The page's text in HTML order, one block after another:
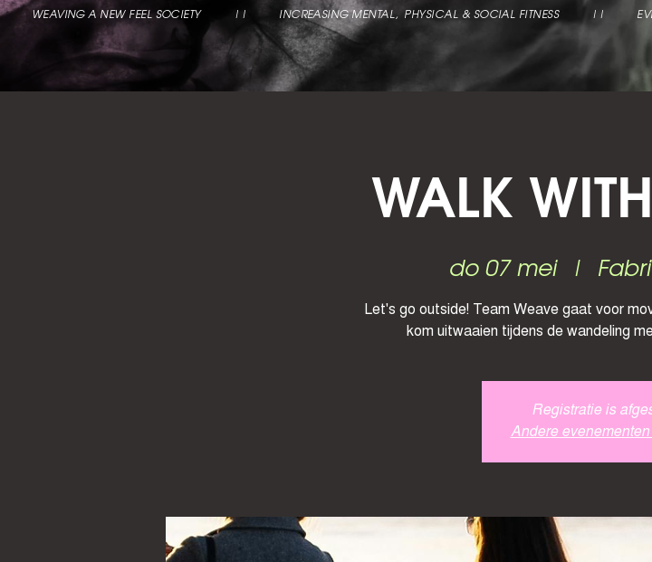
WEAVING A NEW FEEL SOCIETY          ||          INCREASING MENTAL,  PHYSICAL & SOCIAL FITNESS          ||
WALK
do 07 mei
  |
Let's go outside! Team Weave gaat voor
kom uitwaaien tijdens de wandeling
Registratie is
Andere